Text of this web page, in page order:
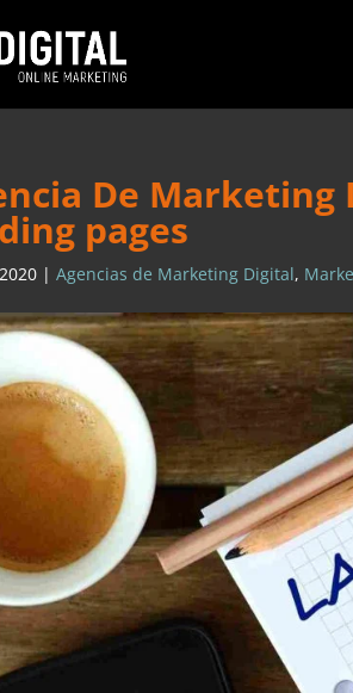
De Marketing
pages
|Agencias de Marketing Digital,